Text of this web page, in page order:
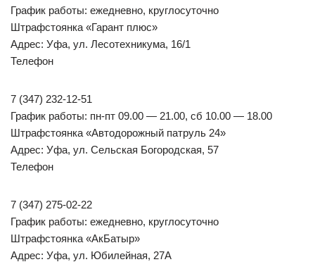
График работы: ежедневно, круглосуточно
Штрафстоянка «Гарант плюс»
Адрес: Уфа, ул. Лесотехникума, 16/1
Телефон
7 (347) 232-12-51
График работы: пн-пт 09.00 — 21.00, сб 10.00 — 18.00
Штрафстоянка «Автодорожный патруль 24»
Адрес: Уфа, ул. Сельская Богородская, 57
Телефон
7 (347) 275-02-22
График работы: ежедневно, круглосуточно
Штрафстоянка «АкБатыр»
Адрес: Уфа, ул. Юбилейная, 27А